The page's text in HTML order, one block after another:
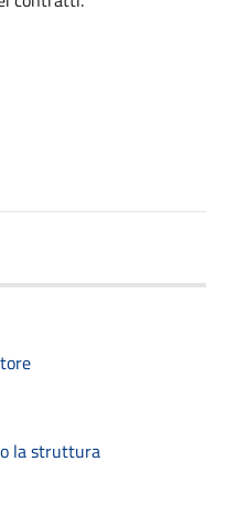
la struttura